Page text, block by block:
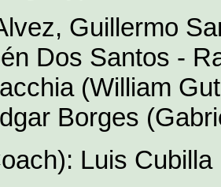
Guillermo
Dos Santos -
(William
Borges
Luis Cubilla